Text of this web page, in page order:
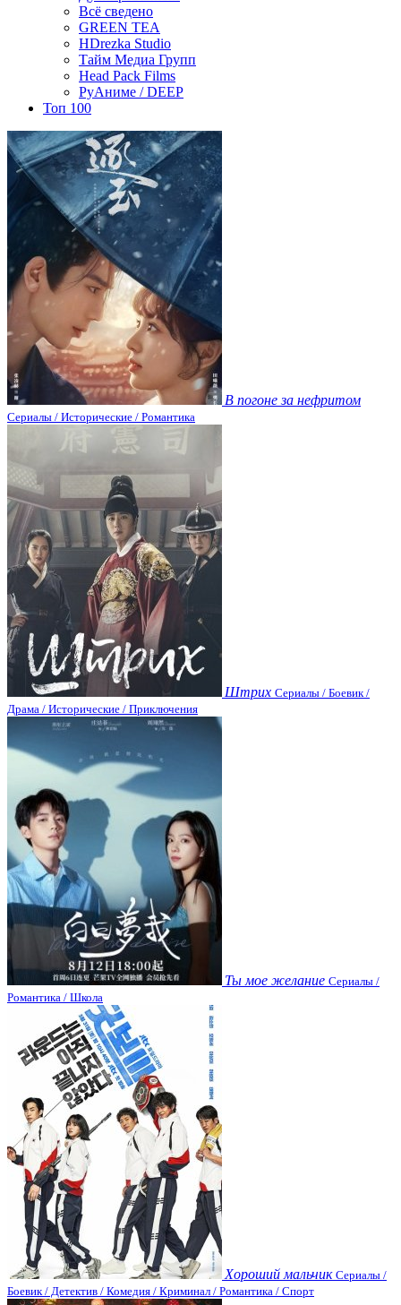
Всё сведено
GREEN TEA
HDrezka Studio
Тайм Медиа Групп
Head Pack Films
РуАниме / DEEP
Топ 100
В погоне за нефритом
Сериалы / Исторические / Романтика
Штрих Сериалы / Боевик /
Драма / Исторические / Приключения
Ты мое желание Сериалы /
Романтика / Школа
Хороший мальчик Сериалы /
Боевик / Детектив / Комедия / Криминал / Романтика / Спорт